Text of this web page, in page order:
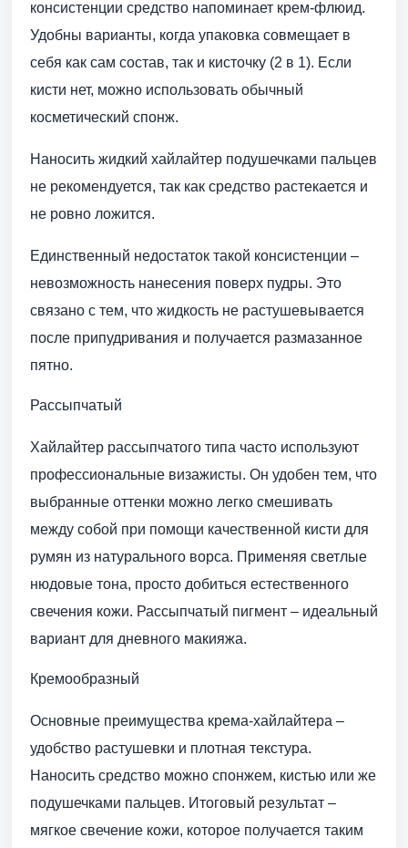
консистенции средство напоминает крем-флюид.
Удобны варианты, когда упаковка совмещает в
себя как сам состав, так и кисточку (2 в 1). Если
кисти нет, можно использовать обычный
косметический спонж.
Наносить жидкий хайлайтер подушечками пальцев
не рекомендуется, так как средство растекается и
не ровно ложится.
Единственный недостаток такой консистенции –
невозможность нанесения поверх пудры. Это
связано с тем, что жидкость не растушевывается
после припудривания и получается размазанное
пятно.
Рассыпчатый
Хайлайтер рассыпчатого типа часто используют
профессиональные визажисты. Он удобен тем, что
выбранные оттенки можно легко смешивать
между собой при помощи качественной кисти для
румян из натурального ворса. Применяя светлые
нюдовые тона, просто добиться естественного
свечения кожи. Рассыпчатый пигмент – идеальный
вариант для дневного макияжа.
Кремообразный
Основные преимущества крема-хайлайтера –
удобство растушевки и плотная текстура.
Наносить средство можно спонжем, кистью или же
подушечками пальцев. Итоговый результат –
мягкое свечение кожи, которое получается таким